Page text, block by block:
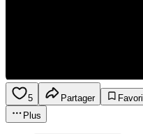
5 Partager
Favori
Plus